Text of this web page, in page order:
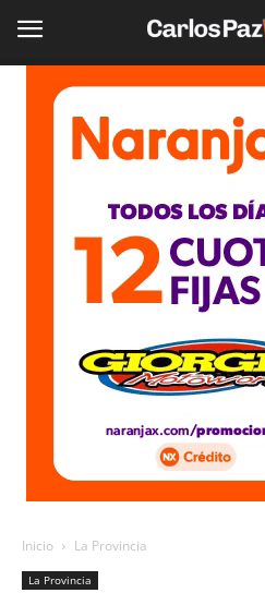
Inicio La Provincia
La Provincia